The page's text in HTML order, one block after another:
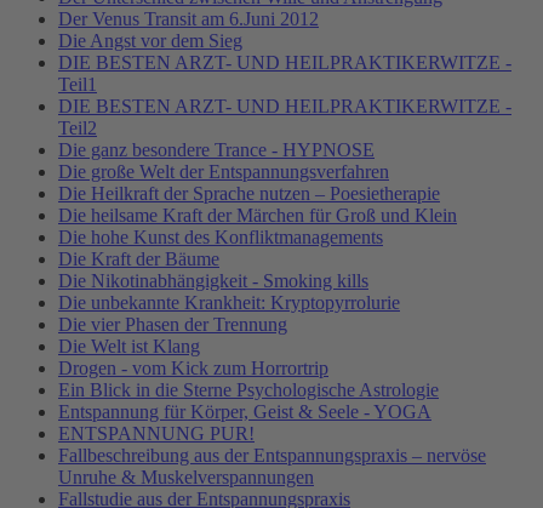
Der Venus Transit am 6.Juni 2012
Die Angst vor dem Sieg
DIE BESTEN ARZT- UND HEILPRAKTIKERWITZE -
Teil1
DIE BESTEN ARZT- UND HEILPRAKTIKERWITZE -
Teil2
Die ganz besondere Trance - HYPNOSE
Die große Welt der Entspannungsverfahren
Die Heilkraft der Sprache nutzen – Poesietherapie
Die heilsame Kraft der Märchen für Groß und Klein
Die hohe Kunst des Konfliktmanagements
Die Kraft der Bäume
Die Nikotinabhängigkeit - Smoking kills
Die unbekannte Krankheit: Kryptopyrrolurie
Die vier Phasen der Trennung
Die Welt ist Klang
Drogen - vom Kick zum Horrortrip
Ein Blick in die Sterne Psychologische Astrologie
Entspannung für Körper, Geist & Seele - YOGA
ENTSPANNUNG PUR!
Fallbeschreibung aus der Entspannungspraxis – nervöse
Unruhe & Muskelverspannungen
Fallstudie aus der Entspannungspraxis